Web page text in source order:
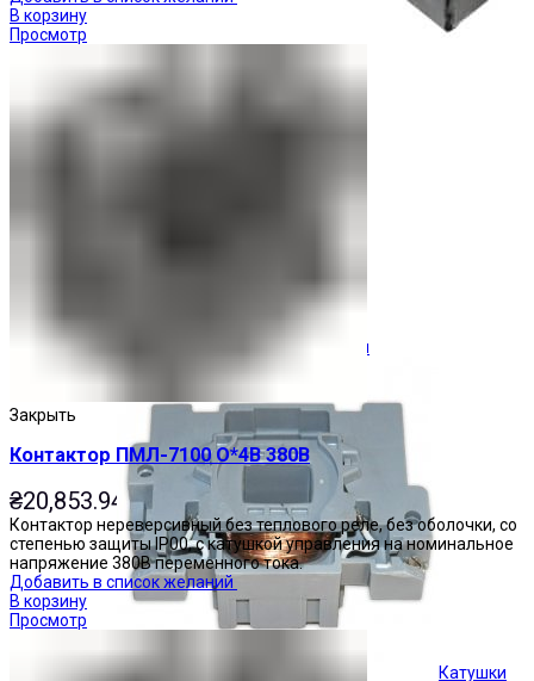
Ограничители перенапряжения
Катушки
В корзину
Просмотр
Закрыть
Контактор ПМЛ-7100 О*4В 380В
₴20,853.94
Контактор нереверсивный без теплового реле, без оболочки, со
степенью защиты IP00, с катушкой управления на номинальное
напряжение 380В переменного тока.
Добавить в список желаний
В корзину
Просмотр